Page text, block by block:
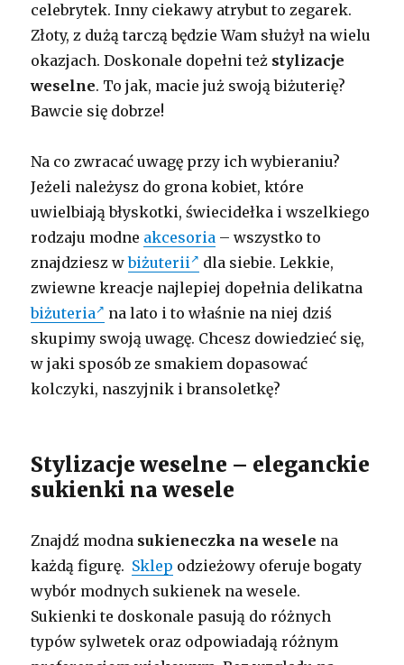
celebrytek. Inny ciekawy atrybut to zegarek.
Złoty, z dużą tarczą będzie Wam służył na wielu
okazjach. Doskonale dopełni też stylizacje
weselne. To jak, macie już swoją biżuterię?
Bawcie się dobrze!
Na co zwracać uwagę przy ich wybieraniu?
Jeżeli należysz do grona kobiet, które
uwielbiają błyskotki, świecidełka i wszelkiego
rodzaju modne akcesoria – wszystko to
znajdziesz wbiżuterii
dla siebie. Lekkie,
zwiewne kreacje najlepiej dopełnia delikatna
biżuteria
na lato i to właśnie na niej dziś
skupimy swoją uwagę. Chcesz dowiedzieć się,
w jaki sposób ze smakiem dopasować
kolczyki, naszyjnik i bransoletkę?
Stylizacje weselne – eleganckie
sukienki na wesele
Znajdź modna sukieneczka na wesele na
każdą figurę. Sklep odzieżowy oferuje bogaty
wybór modnych sukienek na wesele.
Sukienki te doskonale pasują do różnych
typów sylwetek oraz odpowiadają różnym